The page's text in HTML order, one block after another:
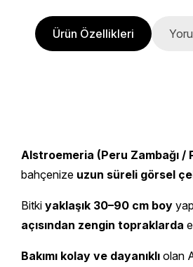
Ürün Özellikleri
Alstroemeria (Peru Zambağı /
bahçenize uzun süreli görsel
Bitki yaklaşık 30–90 cm boy
açısından zengin topraklarda
Bakımı kolay ve dayanıklı olan